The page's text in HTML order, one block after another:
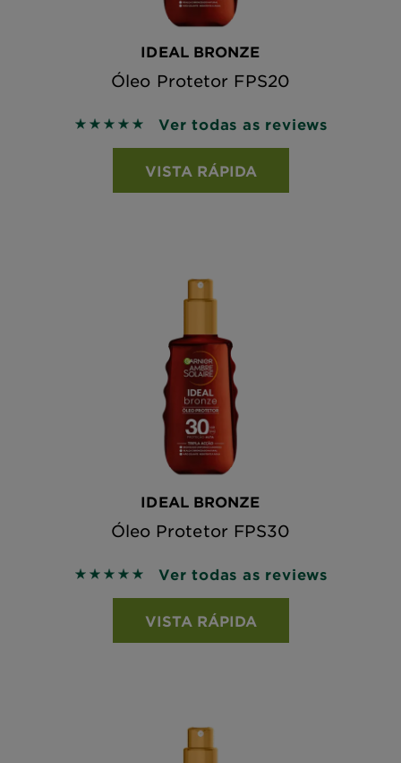
IDEAL BRONZE
Óleo Protetor FPS20
5 out of 5 stars based on reviews
Ver todas as reviews
VISTA RÁPIDA
IDEAL BRONZE
Óleo Protetor FPS30
5 out of 5 stars based on reviews
Ver todas as reviews
VISTA RÁPIDA